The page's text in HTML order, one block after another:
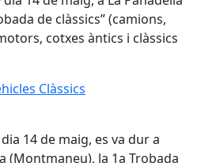
de clàssics” (camions,
cotxes àntics i clàssics
Clàssics
Clàssics
14 de maig, es va dur a
(Montmaneu), la 1a Trobada